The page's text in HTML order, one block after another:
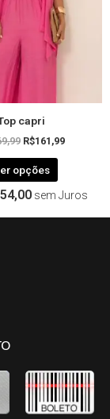
capri
R$161,99
opções
podem
ser
escolhidas
do
54,00 sem Juros